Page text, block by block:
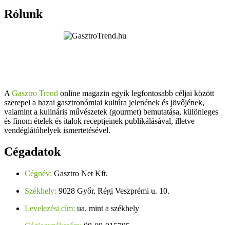
Rólunk
A Gasztro Trend online magazin egyik legfontosabb céljai között
szerepel a hazai gasztronómiai kultúra jelenének és jövőjének,
valamint a kulináris művészetek (gourmet) bemutatása, különleges
és finom ételek és italok receptjeinek publikálásával, illetve
vendéglátóhelyek ismertetésével.
Cégadatok
Cégnév: Gasztro Net Kft.
Székhely: 9028 Győr, Régi Veszprémi u. 10.
Levelezési cím: ua. mint a székhely